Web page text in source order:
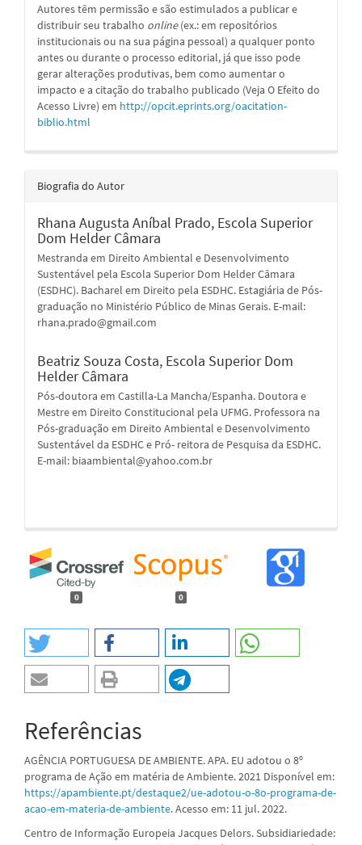
Autores têm permissão e são estimulados a publicar e
distribuir seu trabalho online(ex.: em repositórios
institucionais ou na sua página pessoal) a qualquer ponto
antes ou durante o processo editorial, já que isso pode
gerar alterações produtivas, bem como aumentar o
impacto e a citação do trabalho publicado (Veja O Efeito do
Acesso Livre) em http://opcit.eprints.org/oacitation-
biblio.html
Biografia do Autor
Rhana Augusta Aníbal Prado, Escola Superior
Dom Helder Câmara
Mestranda em Direito Ambiental e Desenvolvimento
Sustentável pela Escola Superior Dom Helder Câmara
(ESDHC). Bacharel em Direito pela ESDHC. Estagiária de Pós-
graduação no Ministério Público de Minas Gerais. E-mail:
rhana.prado@gmail.com
Beatriz Souza Costa, Escola Superior Dom
Helder Câmara
Pós-doutora em Castilla-La Mancha/Espanha. Doutora e
Mestre em Direito Constitucional pela UFMG. Professora na
Pós-graduação em Direito Ambiental e Desenvolvimento
Sustentável da ESDHC e Pró- reitora de Pesquisa da ESDHC.
E-mail: biaambiental@yahoo.com.br
0 0
Referências
AGÊNCIA PORTUGUESA DE AMBIENTE. APA. EU adotou o 8º
programa de Ação em matéria de Ambiente. 2021 Disponível em:
https://apambiente.pt/destaque2/ue-adotou-o-8o-programa-de-
acao-em-materia-de-ambiente. Acesso em: 11 jul. 2022.
Centro de Informação Europeia Jacques Delors. Subsidiariedade: